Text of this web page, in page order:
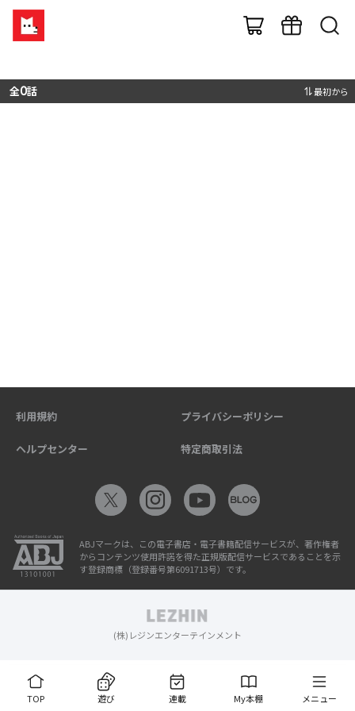
全0話 最初から
TOP 遊び 連載 My本棚 メニュー
利用規約 プライバシーポリシー
ヘルプセンター 特定商取引法
ABJマークは、この電子書店・電子書籍配信サービスが、著作権者
からコンテンツ使用許諾を得た正規版配信サービスであることを示
す登録商標（登録番号第6091713号）です。
(株)レジンエンターテインメント